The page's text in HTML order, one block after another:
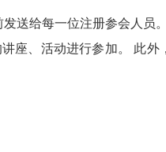
发送给每一位注册参会人员。
座、活动进行参加。
此外